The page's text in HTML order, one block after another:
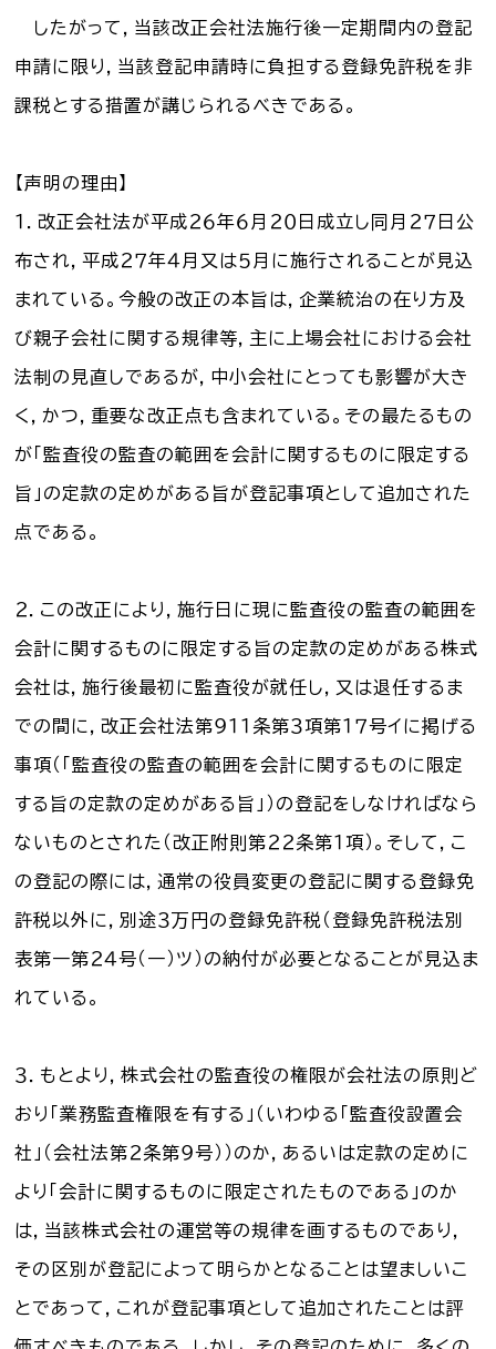
文字サイズ
背景色
したがって，当該改正会社法施行後一定期間内の登記
申請に限り，当該登記申請時に負担する登録免許税を非
課税とする措置が講じられるべきである。
【声明の理由】
１．改正会社法が平成２６年６月２０日成立し同月２７日公
布され，平成２７年４月又は５月に施行されることが見込
まれている。今般の改正の本旨は，企業統治の在り方及
び親子会社に関する規律等，主に上場会社における会社
法制の見直しであるが，中小会社にとっても影響が大き
く，かつ，重要な改正点も含まれている。その最たるもの
が「監査役の監査の範囲を会計に関するものに限定する
旨」の定款の定めがある旨が登記事項として追加された
点である。
２．この改正により，施行日に現に監査役の監査の範囲を
会計に関するものに限定する旨の定款の定めがある株式
会社は，施行後最初に監査役が就任し，又は退任するま
での間に，改正会社法第９１１条第３項第１７号イに掲げる
事項（「監査役の監査の範囲を会計に関するものに限定
する旨の定款の定めがある旨」）の登記をしなければなら
ないものとされた（改正附則第２２条第１項）。そして，こ
の登記の際には，通常の役員変更の登記に関する登録免
許税以外に，別途３万円の登録免許税（登録免許税法別
表第一第２４号（一）ツ）の納付が必要となることが見込ま
れている。
３．もとより，株式会社の監査役の権限が会社法の原則ど
おり「業務監査権限を有する」（いわゆる「監査役設置会
社」（会社法第２条第９号））のか，あるいは定款の定めに
より「会計に関するものに限定されたものである」のか
は，当該株式会社の運営等の規律を画するものであり，
その区別が登記によって明らかとなることは望ましいこ
とであって，これが登記事項として追加されたことは評